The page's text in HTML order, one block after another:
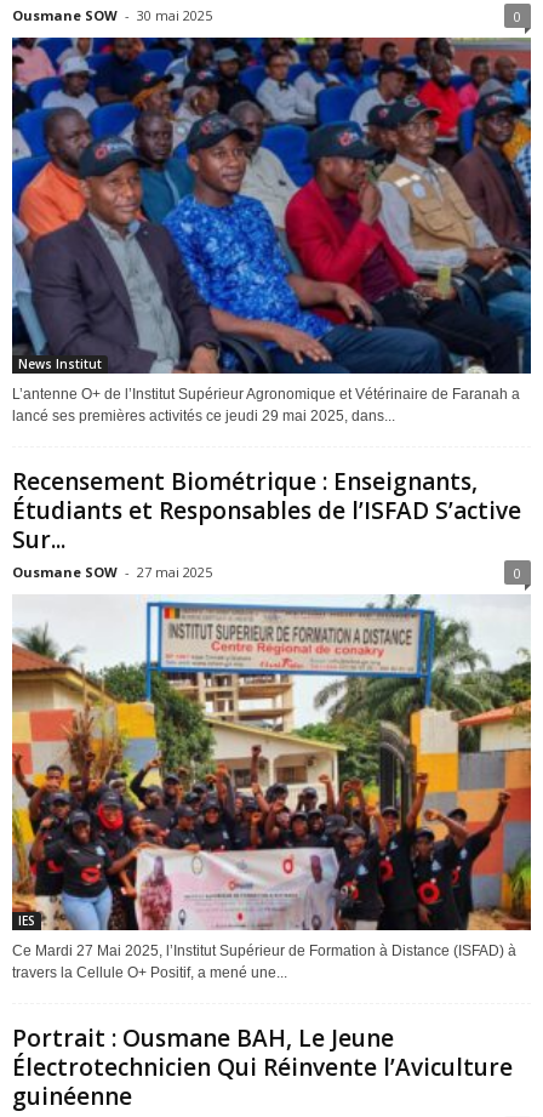
Ousmane SOW - 30 mai 2025 0
News Institut
L’antenne O+ de l’Institut Supérieur Agronomique et Vétérinaire de Faranah a
lancé ses premières activités ce jeudi 29 mai 2025, dans...
Recensement Biométrique : Enseignants,
Étudiants et Responsables de l’ISFAD S’active
Sur...
Ousmane SOW - 27 mai 2025 0
IES
Ce Mardi 27 Mai 2025, l’Institut Supérieur de Formation à Distance (ISFAD) à
travers la Cellule O+ Positif, a mené une...
Portrait : Ousmane BAH, Le Jeune
Électrotechnicien Qui Réinvente l’Aviculture
guinéenne